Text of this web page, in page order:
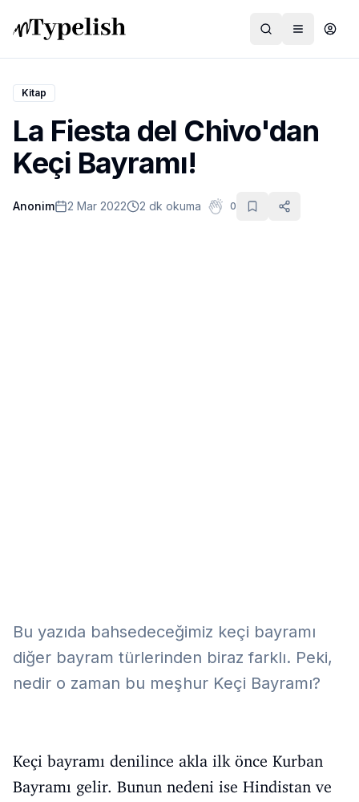
Dünya
Film ve Dizi
Kültür ve Sanat
Kitap
La Fiesta del Chivo'dan
Keçi Bayramı!
Anonim 2 Mar 2022 2 dk okuma 0
Bu yazıda bahsedeceğimiz keçi bayramı
diğer bayram türlerinden biraz farklı. Peki,
nedir o zaman bu meşhur Keçi Bayramı?
Keçi bayramı denilince akla ilk önce Kurban
Bayramı gelir. Bunun nedeni ise Hindistan ve